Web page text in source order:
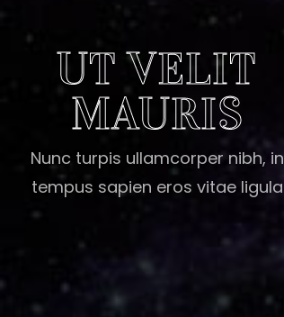
UT VELIT
MAURIS
Nunc turpis ullamcorper nibh, in
tempus sapien eros vitae ligula